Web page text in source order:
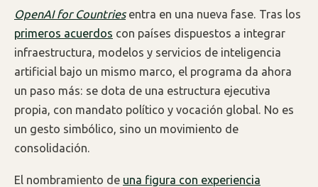
OpenAI for Countriesentra en una nueva fase. Tras los
primeros acuerdos con países dispuestos a integrar
infraestructura, modelos y servicios de inteligencia
artificial bajo un mismo marco, el programa da ahora
un paso más: se dota de una estructura ejecutiva
propia, con mandato político y vocación global. No es
un gesto simbólico, sino un movimiento de
consolidación.
El nombramiento de una figura con experiencia